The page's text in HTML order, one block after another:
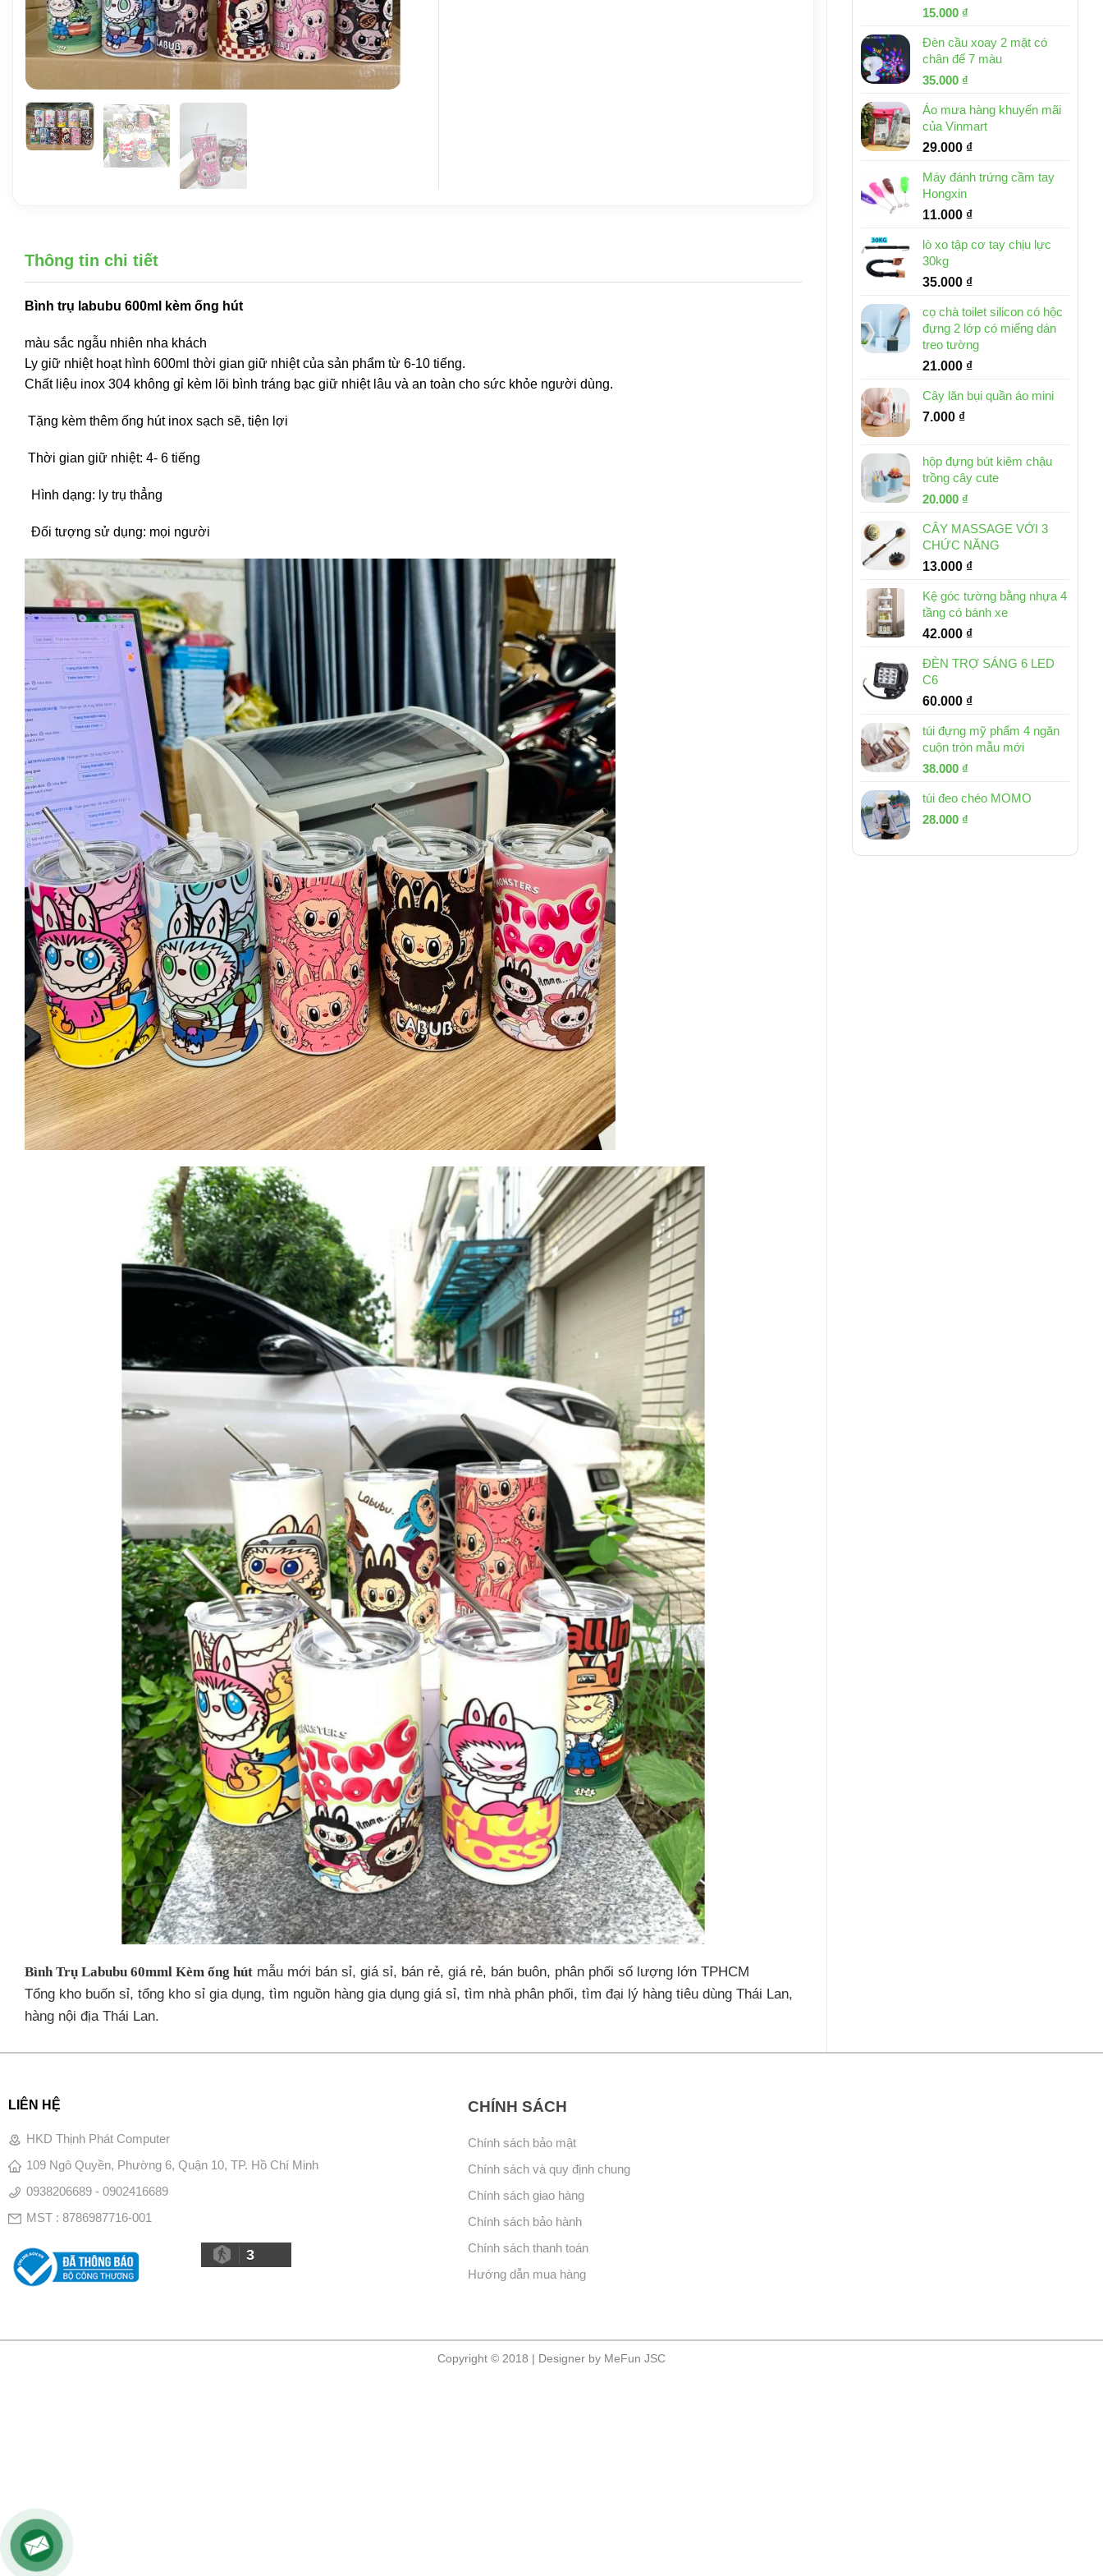
Giá
là:
32.000 ₫.
15.000 ₫
tại
là:
Đèn cầu xoay 2 mặt có
chân đế 7 màu
Giá
là:
46.000 ₫.
35.000 ₫
tại
là:
35.000 ₫.
Áo mưa hàng khuyến mãi
của Vinmart
29.000 ₫
Máy đánh trứng cầm tay
Hongxin
11.000 ₫
lò xo tập cơ tay chịu lực
30kg
35.000 ₫
cọ chà toilet silicon có hộc
đựng 2 lớp có miếng dán
treo tường
21.000 ₫
Cây lăn bụi quần áo mini
7.000 ₫
hộp đựng bút kiêm chậu
trồng cây cute
Giá
là:
30.000 ₫.
20.000 ₫
tại
là:
20.000 ₫.
CÂY MASSAGE VỚI 3
CHỨC NĂNG
13.000 ₫
Kệ góc tường bằng nhựa 4
tầng có bánh xe
42.000 ₫
ĐÈN TRỢ SÁNG 6 LED
C6
60.000 ₫
túi đựng mỹ phẩm 4 ngăn
cuộn tròn mẫu mới
Giá
là:
53.000 ₫.
38.000 ₫
tại
túi đeo chéo MOMO
Giá
là:
28.000 ₫
tại
Thông tin chi tiết
Bình trụ labubu 600ml kèm ống hút
màu sắc ngẫu nhiên nha khách
Ly giữ nhiệt hoạt hình 600ml thời gian giữ nhiệt của sản phẩm từ 6-10 tiếng.
Chất liệu inox 304 không gỉ kèm lõi bình tráng bạc giữ nhiệt lâu và an toàn cho sức khỏe người dùng.
Tặng kèm thêm ống hút inox sạch sẽ, tiện lợi
Thời gian giữ nhiệt: 4- 6 tiếng
Hình dạng: ly trụ thẳng
Đối tượng sử dụng: mọi người
Bình Trụ Labubu 60mml Kèm ống hút mẫu mới bán sỉ, giá sỉ, bán rẻ, giá rẻ, bán buôn, phân phối số lượng lớn TPHCM
Tổng kho buốn sỉ, tổng kho sỉ gia dụng, tìm nguồn hàng gia dụng giá sỉ, tìm nhà phân phối, tìm đại lý hàng tiêu dùng Thái Lan,
hàng nội địa Thái Lan.
LIÊN HỆ
HKD Thịnh Phát Computer
109 Ngô Quyền, Phường 6, Quận 10, TP. Hồ Chí Minh
0938206689 - 0902416689
MST : 8786987716-001
3
CHÍNH SÁCH
Chính sách bảo mật
Chính sách và quy định chung
Chính sách giao hàng
Chính sách bảo hành
Chính sách thanh toán
Hướng dẫn mua hàng
Copyright © 2018 | Designer by MeFun JSC